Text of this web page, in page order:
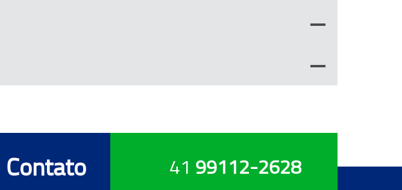
Contato 41 99112-2628